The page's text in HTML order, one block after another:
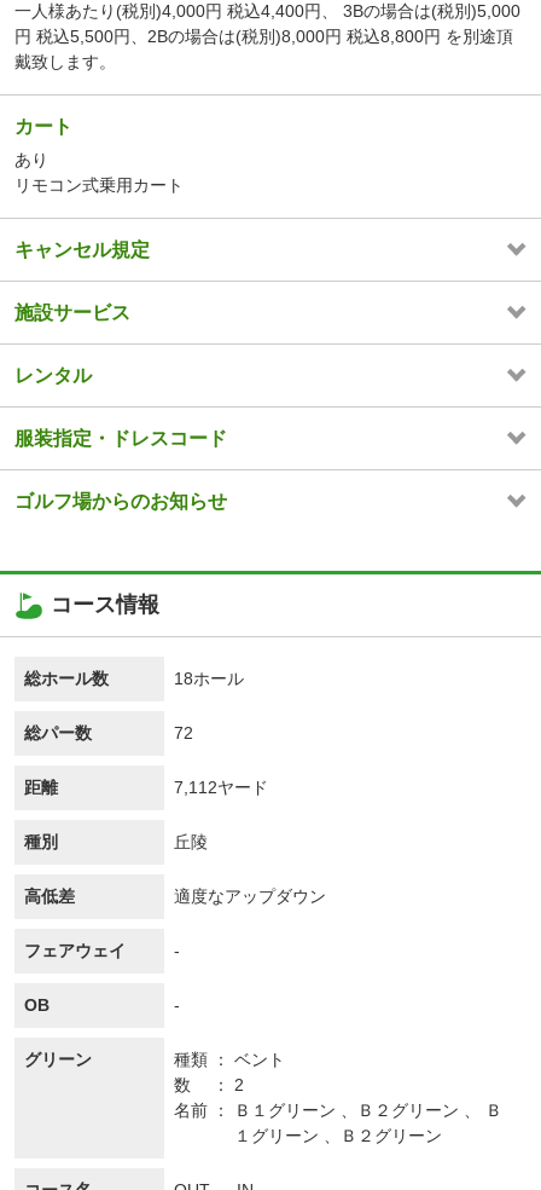
一人様あたり(税別)4,000円 税込4,400円、 3Bの場合は(税別)5,000
円 税込5,500円、2Bの場合は(税別)8,000円 税込8,800円 を別途頂
戴致します。
カート
あり
リモコン式乗用カート
キャンセル規定
施設サービス
レンタル
服装指定・ドレスコード
ゴルフ場からのお知らせ
コース情報
総ホール数 18ホール
総パー数 72
距離 7,112ヤード
種別 丘陵
高低差 適度なアップダウン
フェアウェイ -
OB -
グリーン 種類
ベント
数
2
名前
Ｂ１グリーン 、Ｂ２グリーン 、 Ｂ
１グリーン 、Ｂ２グリーン